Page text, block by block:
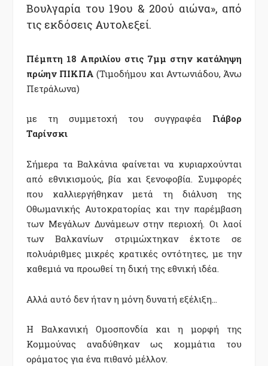
Βουλγαρία του 19ου & 20ού αιώνα», από
τις εκδόσεις Αυτολεξεί.
Πέμπτη 18 Απριλίου στις 7μμ στην κατάληψη
πρώην ΠΙΚΠΑ(Τιµοδήµου και Αντωνιάδου, Άνω
Πετράλωνα)
µε τη συμμετοχή του συγγραφέα Γιάβορ
Ταρίνσκι
Σήμερα τα Βαλκάνια φαίνεται να κυριαρχούνται
από εθνικισμούς, βία και ξενοφοβία. Συμφορές
που καλλιεργήθηκαν μετά τη διάλυση της
Οθωμανικής Αυτοκρατορίας και την παρέμβαση
των Μεγάλων Δυνάμεων στην περιοχή. Οι λαοί
των Βαλκανίων στριμώχτηκαν έκτοτε σε
πολυάριθμες μικρές κρατικές οντότητες, με την
καθεμιά να προωθεί τη δική της εθνική ιδέα.
Αλλά αυτό δεν ήταν η μόνη δυνατή εξέλιξη…
Η Βαλκανική Ομοσπονδία και η μορφή της
Κομμούνας αναδύθηκαν ως κομμάτια του
οράματος για ένα πιθανό μέλλον.